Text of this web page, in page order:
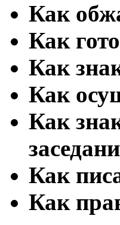
Как
Как
Как
Как
Как
Как
Как